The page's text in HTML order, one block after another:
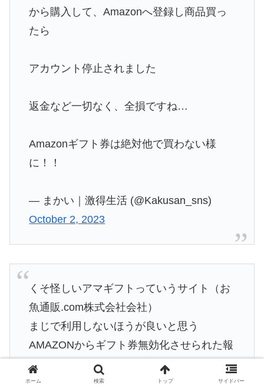
から購入して、Amazonへ登録し商品買っ
たら
アカウント停止されました
返金など一切なく、全損ですね…
Amazonギフト券は絶対他で買わない様
に！！
— まかい｜激得生活 (@Kakusan_sns)
October 2, 2023
くそ怪しいアマギフトっていうサイト（お
魚通販.com株式会社会社）
まじで利用しないほうが良いと思う
AMAZONからギフト券無効化させられた報
告ある
あと身分証失効するとチャージ成立出来ず
ホーム 検索 トップ サイドバー